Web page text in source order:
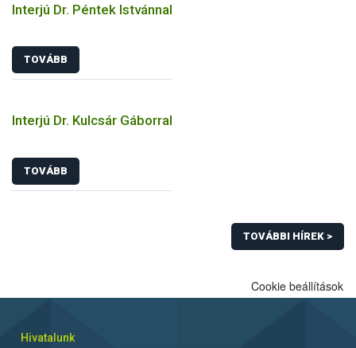
Interjú Dr. Péntek Istvánnal
TOVÁBB
Interjú Dr. Kulcsár Gáborral
TOVÁBB
TOVÁBBI HÍREK >
Cookie beállítások
Hivatalunk